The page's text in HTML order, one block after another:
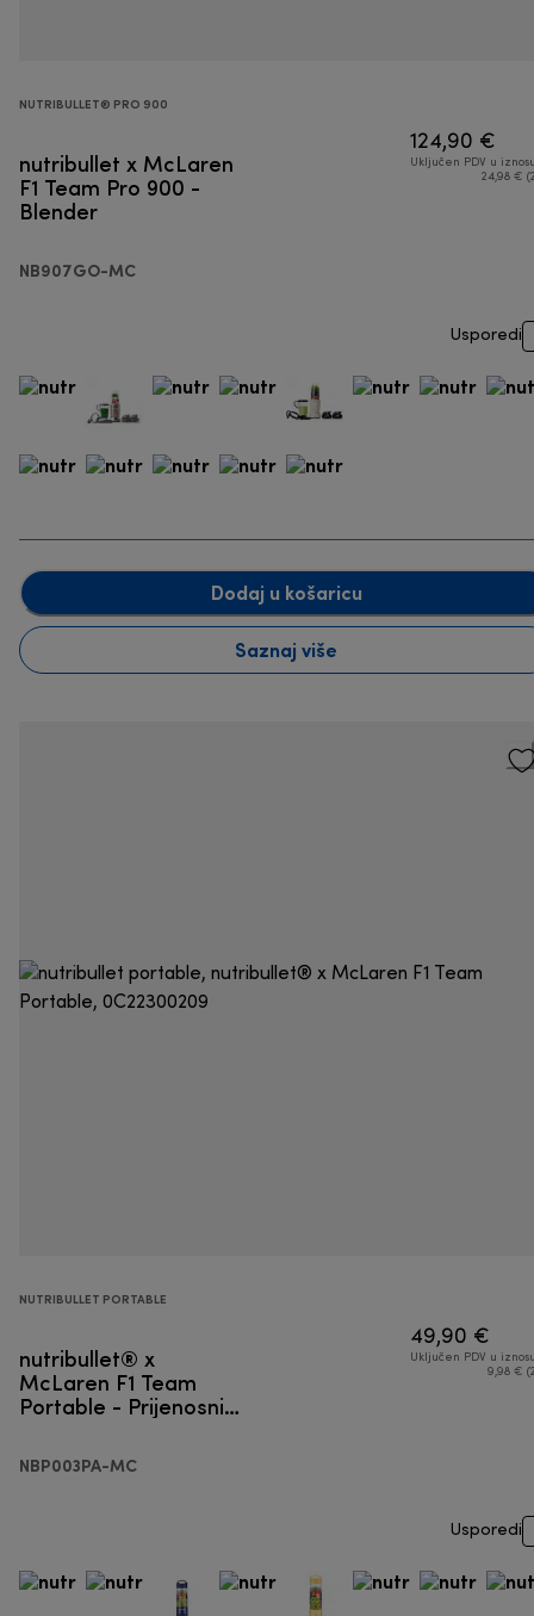
NUTRIBULLET® PRO 900
nutribullet x McLaren
F1 Team Pro 900 -
Blender
NB907GO-MC
124,90 €
Uključen PDV u
24,98 €
Usporedi
Dodaj u košaricu
Saznaj više
NUTRIBULLET PORTABLE
nutribullet® x
McLaren F1 Team
Portable - Prijenosni
NBP003PA-MC
49,90 €
Uključen PDV u
9,98 €
Usporedi